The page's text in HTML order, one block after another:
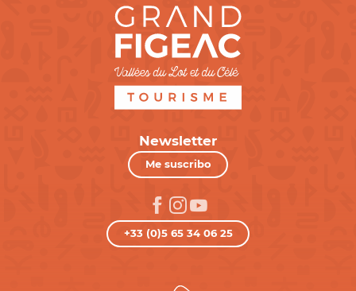
Newsletter
Me suscribo
+33 (0)5 65 34 06 25